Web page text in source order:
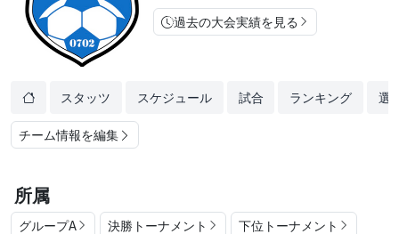
過去の大会実績を見る
スタッツ スケジュール 試合 ランキング 選
チーム情報を編集
所属
グループA 決勝トーナメント 下位トーナメント